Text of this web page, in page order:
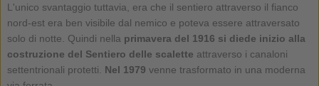
L'unico svantaggio tuttavia, era che il sentiero attraverso il fianco
nord-est era ben visibile dal nemico e poteva essere attraversato
solo di notte. Quindi nella primavera del 1916 si diede inizio alla
costruzione del Sentiero delle scalette attraverso i canaloni
settentrionali protetti. Nel 1979 venne trasformato in una moderna